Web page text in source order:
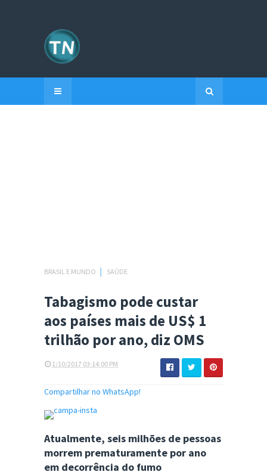
BRASIL E MUNDO SAÚDE
Tabagismo pode custar
aos países mais de US$ 1
trilhão por ano, diz OMS
1/10/2017 03:14:00 PM
Compartilhar no WhatsApp!
Atualmente, seis milhões de pessoas
morrem prematuramente por ano
em decorrência do fumo